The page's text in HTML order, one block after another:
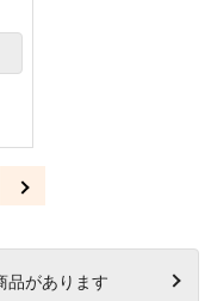
品があります